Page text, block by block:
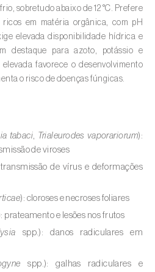
ilex e Quercus
)
)
batatas
sandwicensis e
melongena )
)
L.
sobretudo abaixo de 12 °C. Prefere
ricos em matéria orgânica, com pH
elevada disponibilidade hídrica e
destaque para azoto, potássio e
favorece o desenvolvimento
o risco de doenças fúngicas.
tabaci, Trialeurodes vaporariorum):
de viroses
de vírus e deformações
): cloroses e necroses foliares
prateamento e lesões nos frutos
spp.): danos radiculares em
spp.): galhas radiculares e